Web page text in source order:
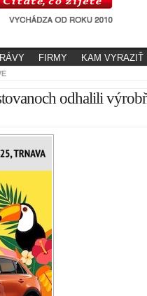
FIRMY KAM VYRAZIŤ
odhalili